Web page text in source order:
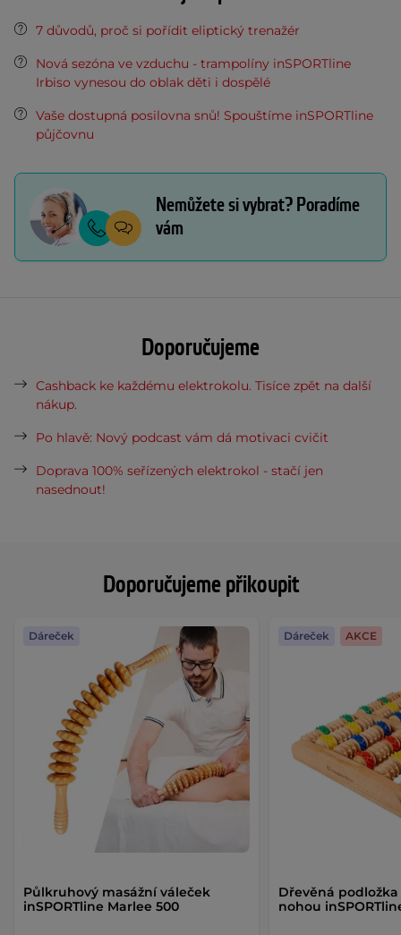
Doporučujeme přikoupit
Půlkruhový masážní váleček
inSPORTline Marlee 500
Dáreček
Dřevěná
nohou
Dáreček AKCE
7 důvodů, proč si pořídit eliptický trenažér
Nová sezóna ve vzduchu - trampolíny inSPORTline
Irbiso vynesou do oblak děti i dospělé
Vaše dostupná posilovna snů! Spouštíme inSPORTline
půjčovnu
Nemůžete si vybrat? Poradíme
vám
Doporučujeme
Cashback ke každému elektrokolu. Tisíce zpět na další
nákup.
Po hlavě: Nový podcast vám dá motivaci cvičit
Doprava 100% seřízených elektrokol - stačí jen
nasednout!